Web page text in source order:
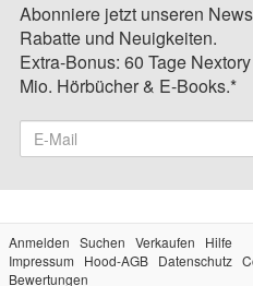
Abonniere jetzt unseren
Rabatte und Neuigkeiten.
Extra-Bonus: 60 Tage
Mio. Hörbücher & E-Books.*
Anmelden Suchen Verkaufen
Hilfe
Impressum
Hood-AGB Datenschutz
Bewertungen